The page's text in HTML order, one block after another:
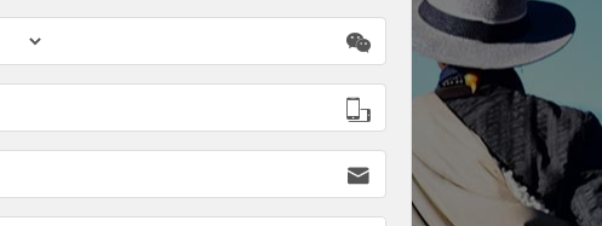


